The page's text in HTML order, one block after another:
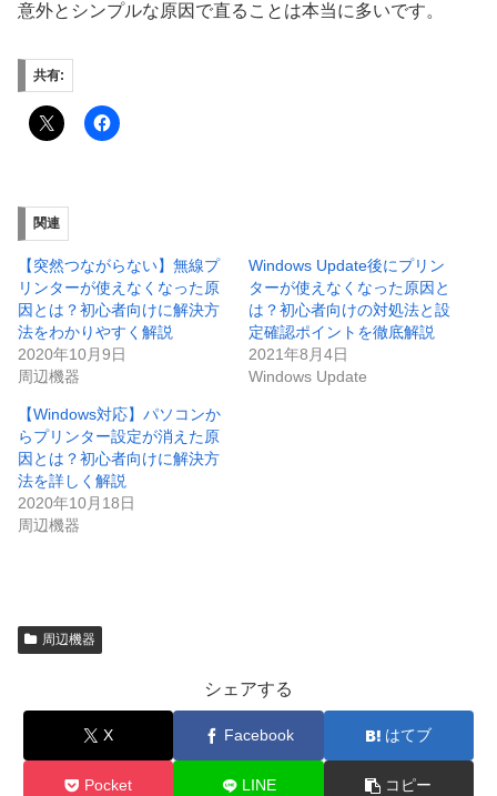
意外とシンプルな原因で直ることは本当に多いです。
共有:
関連
【突然つながらない】無線プ
リンターが使えなくなった原
因とは？初心者向けに解決方
法をわかりやすく解説
2020年10月9日
周辺機器
Windows Update後にプリン
ターが使えなくなった原因と
は？初心者向けの対処法と設
定確認ポイントを徹底解説
2021年8月4日
Windows Update
【Windows対応】パソコンか
らプリンター設定が消えた原
因とは？初心者向けに解決方
法を詳しく解説
2020年10月18日
周辺機器
周辺機器
シェアする
X Facebook はてブ
Pocket LINE コピー